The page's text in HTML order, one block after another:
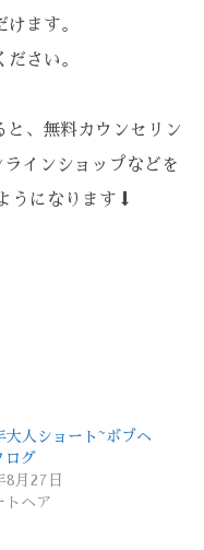
ます。
さい。
、無料カウンセリン
インショップなどを
うになります⬇︎
大人ショート~ボブヘ
ログ
8月27日
トヘア